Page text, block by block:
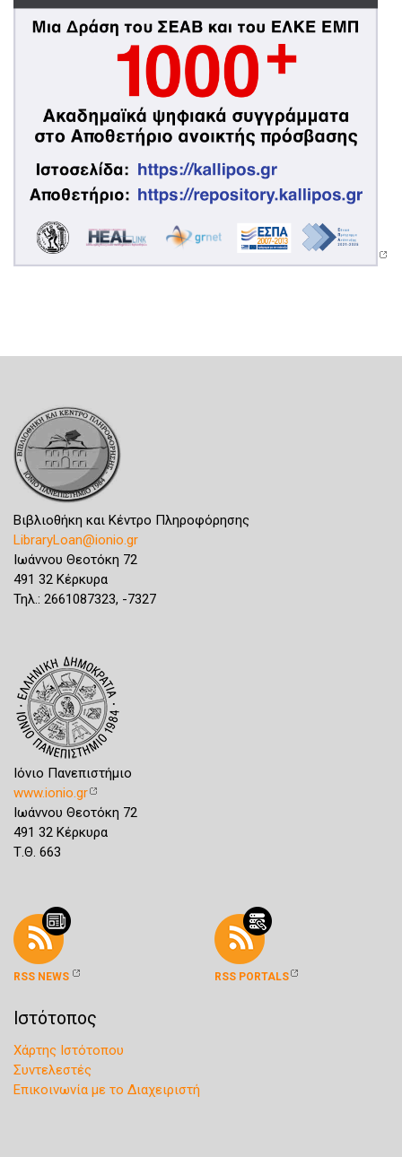
Βιβλιοθήκη και Κέντρο Πληροφόρησης
LibraryLoan@ionio.gr
Ιωάννου Θεοτόκη 72
491 32 Κέρκυρα
Τηλ.: 2661087323, -7327
Ιόνιο Πανεπιστήμιο
www.ionio.gr
Ιωάννου Θεοτόκη 72
491 32 Κέρκυρα
Τ.Θ. 663
RSS NEWS RSS PORTALS
Ιστότοπος
Χάρτης Ιστότοπου
Συντελεστές
Επικοινωνία με το Διαχειριστή